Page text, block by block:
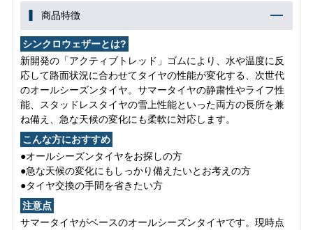
商品特徴
シンクロウェザーとは?
新開発の「アクティブトレッド」ゴムにより、水や温度に反
応して路面状況に合わせてタイヤの性能が変化する、次世代
のオールシーズンタイヤ。サマータイヤの静粛性やライフ性
能、スタッドレスタイヤの雪上性能といった両方の長所を兼
ね備え、急な天候の変化にも柔軟に対応します。
こんな方におすすめ
●オールシーズンタイヤをお探しの方
●急な天候の変化にもしっかり備えたいとお考えの方
●タイヤ交換の手間を省きたい方
注意点
サマータイヤがベースのオールシーズンタイヤです。現時点